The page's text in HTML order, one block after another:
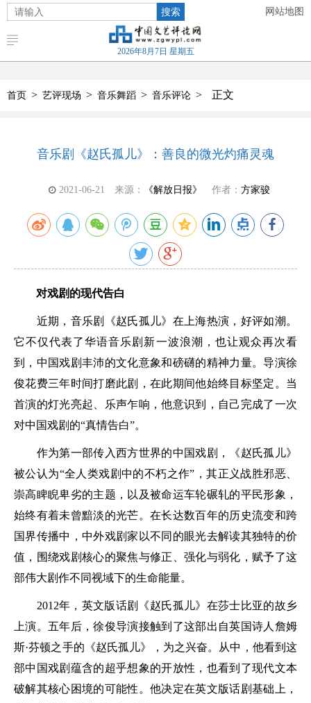
搜索 网站地图
2026年8月7日 星期五
首页 > 艺评现场 > 音乐舞蹈 > 音乐评论 > 正文
音乐剧《赵氏孤儿》：善良的微光灼痛灵魂
2021-06-21 来源： 《解放日报》 作者： 方家骏
对戏剧的现代告白
近期，音乐剧《赵氏孤儿》在上海热演，好评如潮。
它不仅代表了华语音乐剧新一波浪潮，也让观众再次看
到，中国戏剧丰沛的文化意象和磅礴的精神力量。导演徐
俊花费三年时间打磨此剧，在此期间他始终目标坚定。当
首演的灯光亮起、乐声乍响，他意识到，自己完成了一次
对中国戏剧的“真情告白”。
作为第一部传入西方世界的中国戏剧，《赵氏孤儿》
被公认为“全人类戏剧中的不朽之作”，其正义战胜邪恶、
崇高睥睨卑劣的主题，以及被命运车轮碾轧的平民形象，
始终有着未曾黯淡的光芒。在长达数百年的历史流变和跨
国界传播中，中外戏剧家以不同的眼光去解读其独特的价
值，围绕戏剧核心的聚焦与修正、强化与弱化，赋予了这
部伟大剧作不同视域下的生命能量。
2012年，英文版话剧《赵氏孤儿》在莎士比亚的故乡
上演。五年后，徐俊导演接触到了这部出自英国诗人詹姆
斯·芬顿之手的《赵氏孤儿》，为之兴奋。从中，他看到这
部中国戏剧蕴含的超乎想象的开放性，也看到了现代文本
破解其核心困境的可能性。他决定在英文版话剧基础上，